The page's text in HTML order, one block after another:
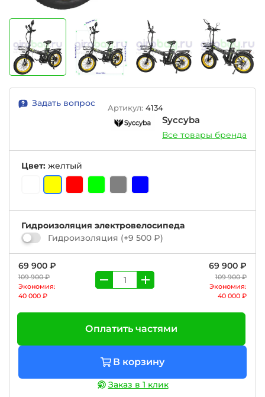
Задать вопрос Артикул: 4134
Syccyba
Все товары бренда
Цвет: желтый
Гидроизоляция электровелосипеда
Гидроизоляция (+9 500 ₽)
69 900 ₽
109 900 ₽
Экономия:
40 000 ₽
69 900 ₽
109 900 ₽
Экономия:
40 000 ₽
Оплатить частями
В корзину
Заказ в 1 клик